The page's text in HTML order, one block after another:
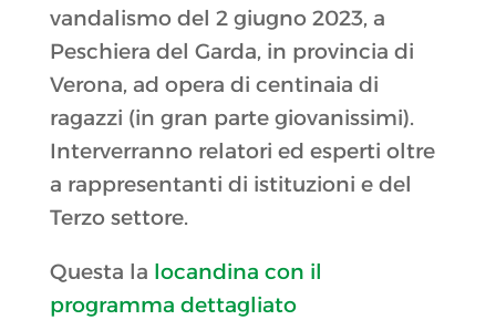
vandalismo del 2 giugno 2023, a
Peschiera del Garda, in provincia di
Verona, ad opera di centinaia di
ragazzi (in gran parte giovanissimi).
Interverranno relatori ed esperti oltre
a rappresentanti di istituzioni e del
Terzo settore.
Questa la locandina con il
programma dettagliato